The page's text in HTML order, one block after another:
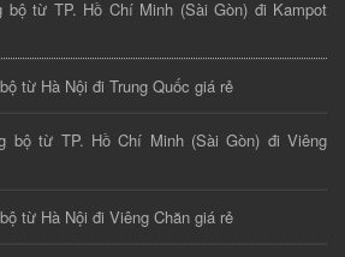
bộ từ TP. Hồ Chí Minh (Sài Gòn) đi Kampot
từ Hà Nội đi Trung Quốc giá rẻ
bộ từ TP. Hồ Chí Minh (Sài Gòn) đi Viêng
từ Hà Nội đi Viêng Chăn giá rẻ